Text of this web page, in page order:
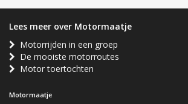
Lees meer over Motormaatje
Motorrijden in een groep
De mooiste motorroutes
Motor toertochten
Motormaatje